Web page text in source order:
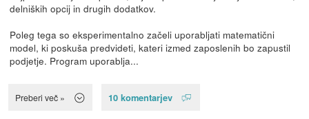
delniških opcij in drugih dodatkov.
Poleg tega so eksperimentalno začeli uporabljati matematični
model, ki poskuša predvideti, kateri izmed zaposlenih bo zapustil
podjetje. Program uporablja...
Preberi več » 10 komentarjev